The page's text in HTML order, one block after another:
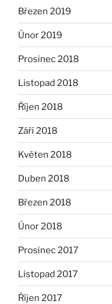
Březen 2019
Únor 2019
Prosinec 2018
Listopad 2018
Říjen 2018
Září 2018
Květen 2018
Duben 2018
Březen 2018
Únor 2018
Prosinec 2017
Listopad 2017
Říjen 2017